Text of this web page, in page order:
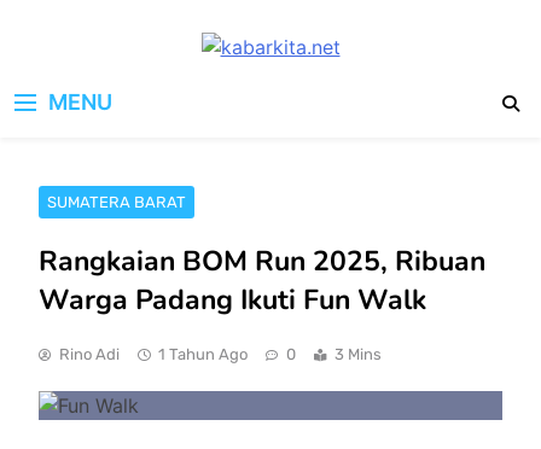
MENU
SUMATERA BARAT
Rangkaian BOM Run 2025, Ribuan
Warga Padang Ikuti Fun Walk
Rino Adi 1 Tahun Ago 0 3 Mins